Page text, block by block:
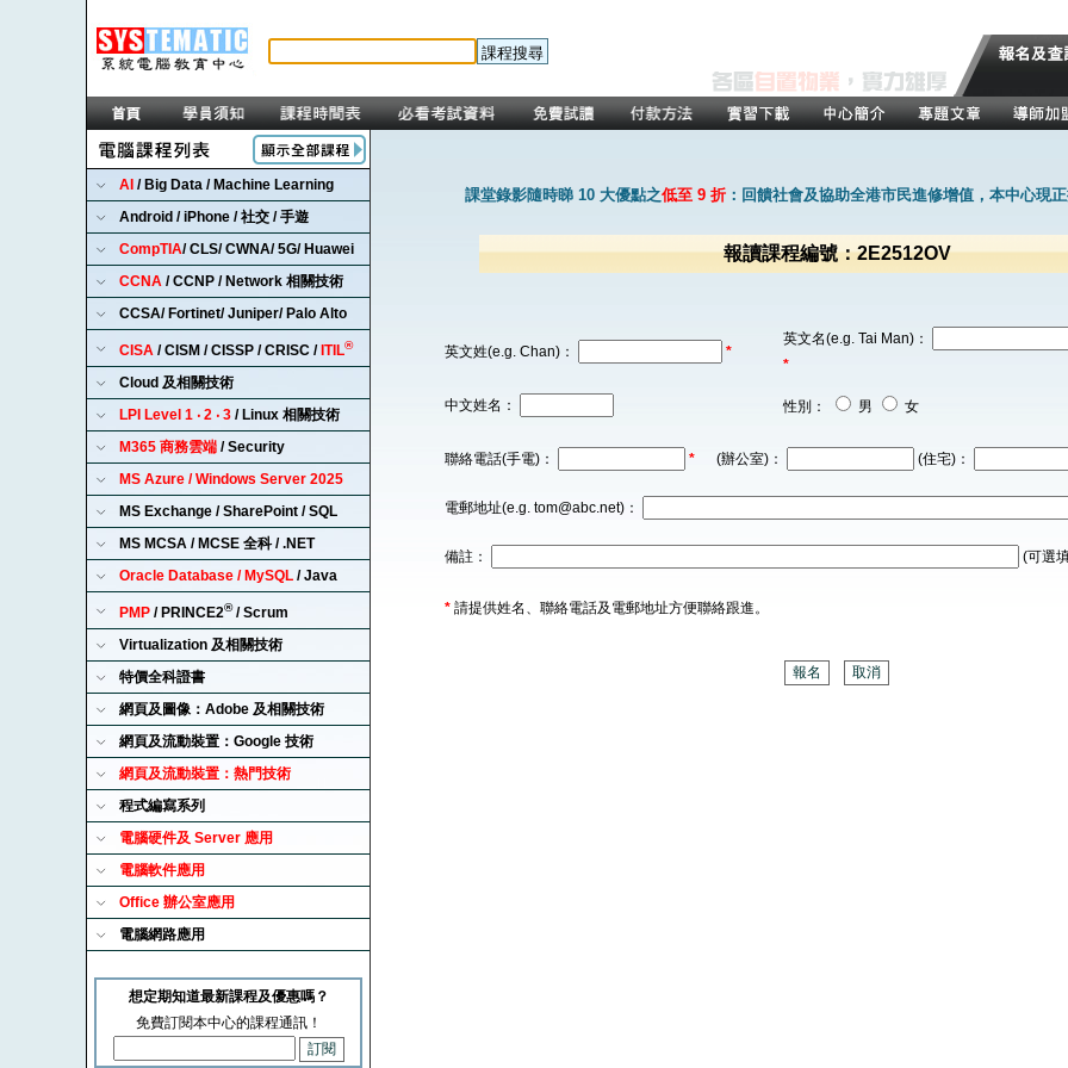
AI / Big Data / Machine Learning
Android / iPhone / 社交 / 手遊
CompTIA/ CLS/ CWNA/ 5G/ Huawei
CCNA / CCNP / Network 相關技術
CCSA/ Fortinet/ Juniper/ Palo Alto
CISA / CISM / CISSP / CRISC / ITIL®
Cloud 及相關技術
LPI Level 1 ‧ 2 ‧ 3 / Linux 相關技術
M365 商務雲端 / Security
MS Azure / Windows Server 2025
MS Exchange / SharePoint / SQL
MS MCSA / MCSE 全科 / .NET
Oracle Database / MySQL / Java
PMP / PRINCE2®/ Scrum
Virtualization 及相關技術
特價全科證書
網頁及圖像：Adobe 及相關技術
網頁及流動裝置：Google 技術
網頁及流動裝置：熱門技術
程式編寫系列
電腦硬件及 Server 應用
電腦軟件應用
Office 辦公室應用
電腦網路應用
想定期知道最新課程及優惠嗎？
免費訂閱本中心的課程通訊！
課堂錄影隨時睇 10 大優點之低至 9 折 ：回饋社會及協助全港市民進修增值，本中心現
報讀課程編號：2E2512OV
英文姓(e.g. Chan)： *
英文名(e.g. Tai Man)：
*
中文姓名： 性別： 男 女
聯絡電話(手電)： * (辦公室)： (住宅)：
電郵地址(e.g. tom@abc.net)：
備註： (可選
* 請提供姓名、聯絡電話及電郵地址方便聯絡跟進。